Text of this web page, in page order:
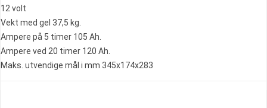
12 volt
Vekt med gel 37,5 kg.
Ampere på 5 timer 105 Ah.
Ampere ved 20 timer 120 Ah.
Maks. utvendige mål i mm 345x174x283